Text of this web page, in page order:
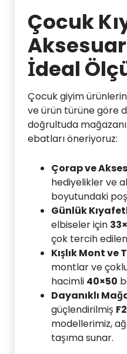
Çocuk
İdeal
Çocuk giyim
ve ürün türüne göre
doğrultuda
ebatları öneriyoruz:
Çorap ve
hediyelikler ve
boyutundaki
Günlük
elbiseler için
çok tercih
Kışlık Mont ve
montlar ve
hacimli 40×50
Dayanıklı
güçlendirilmiş
modellerimiz,
taşıma sunar.